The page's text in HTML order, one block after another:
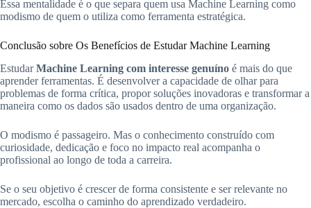
Essa mentalidade é o que separa quem usa Machine Learning como
modismo de quem o utiliza como ferramenta estratégica.
Conclusão sobre Os Benefícios de Estudar Machine Learning
EstudarMachine Learning com interesse genuíno é mais do que
aprender ferramentas. É desenvolver a capacidade de olhar para
problemas de forma crítica, propor soluções inovadoras e transformar a
maneira como os dados são usados dentro de uma organização.
O modismo é passageiro. Mas o conhecimento construído com
curiosidade, dedicação e foco no impacto real acompanha o
profissional ao longo de toda a carreira.
Se o seu objetivo é crescer de forma consistente e ser relevante no
mercado, escolha o caminho do aprendizado verdadeiro.